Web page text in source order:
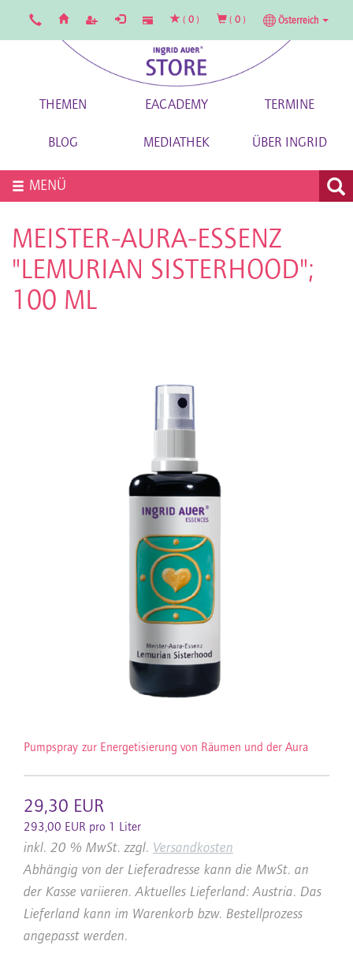
( 0 ) ( 0 ) Österreich
THEMEN EACADEMY TERMINE
BLOG MEDIATHEK ÜBER INGRID
MENÜ
MEISTER-AURA-ESSENZ
"LEMURIAN SISTERHOOD";
100 ML
Pumpspray zur Energetisierung von Räumen und der Aura
29,30 EUR
293,00 EUR pro 1 Liter
inkl. 20 % MwSt. zzgl. Versandkosten
Abhängig von der Lieferadresse kann die MwSt. an
der Kasse variieren. Aktuelles Lieferland: Austria. Das
Lieferland kann im Warenkorb bzw. Bestellprozess
angepasst werden.